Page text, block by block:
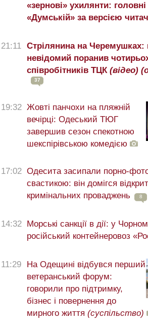
«зернові» ухилянти:
«Думській» за версією
21:11 Стрілянина на Черемушках:
невідомий поранив
співробітників ТЦК (відео)
37
19:32 Жовті панчохи на пляжній
вечірці: Одеський ТЮГ
завершив сезон спекотною
шекспірівською комедією
17:02 Одесита засипали порно-
свастикою: він домігся
кримінальних проваджень
8
14:32
Морські санкції в дії: у
російський контейнеровоз
11:29
На Одещині відбувся перший
ветеранський форум:
говорили про підтримку,
бізнес і повернення до
мирного життя (суспільство)